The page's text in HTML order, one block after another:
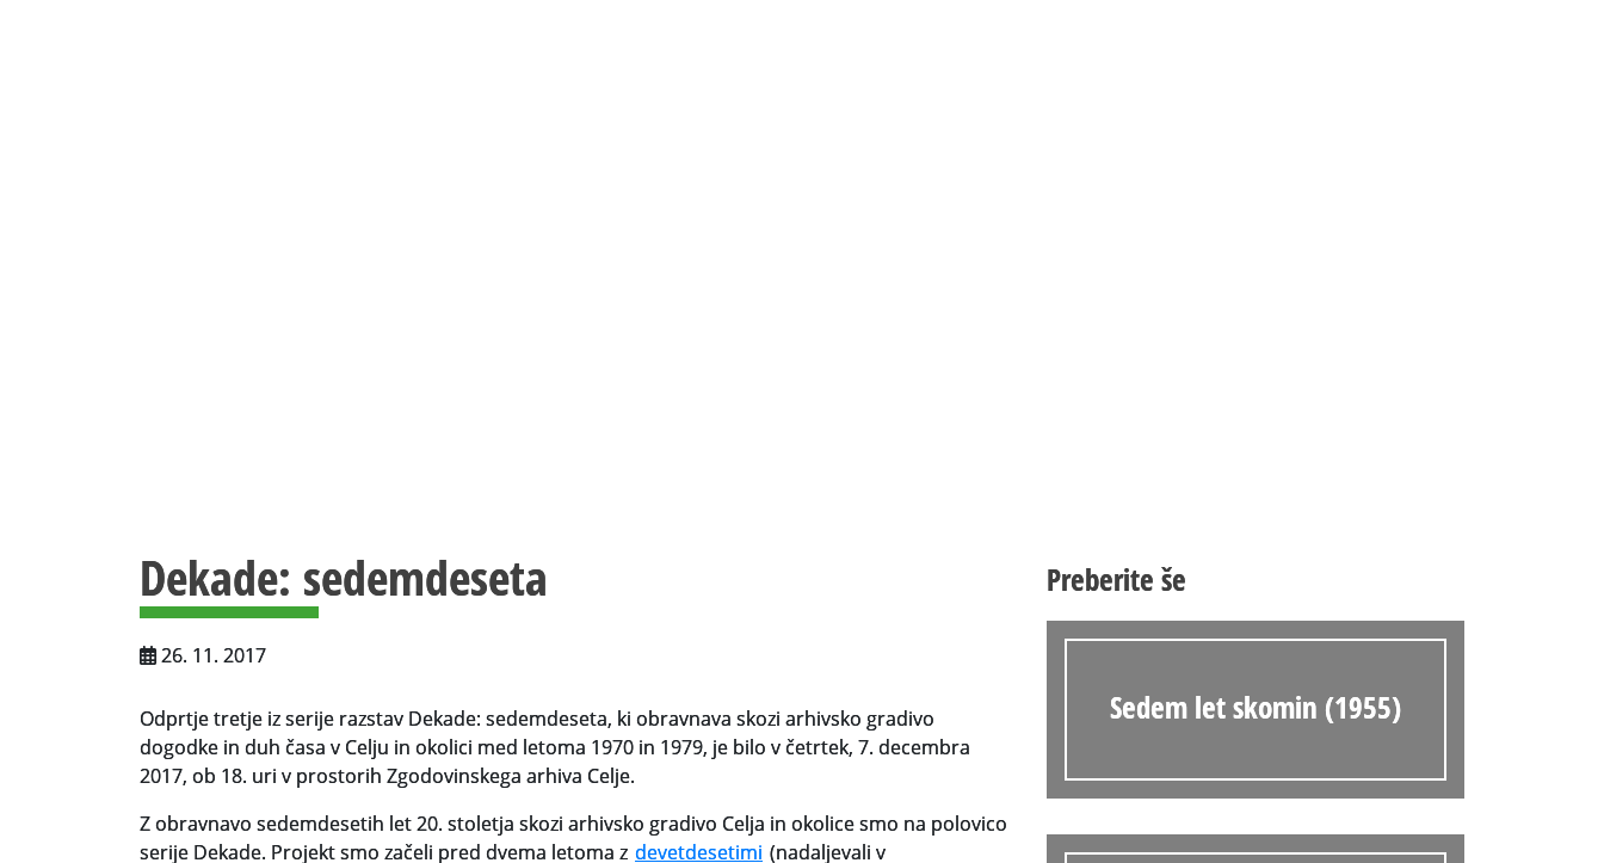
Publikacije
Dekade: sedemdeseta
26. 11. 2017
Odprtje tretje iz serije razstav Dekade: sedemdeseta, ki obravnava skozi arhivsko gradivo
dogodke in duh časa v Celju in okolici med letoma 1970 in 1979, je bilo v četrtek, 7. decembra
2017, ob 18. uri v prostorih Zgodovinskega arhiva Celje.
Z obravnavo sedemdesetih let 20. stoletja skozi arhivsko gradivo Celja in okolice smo na polovico
serije Dekade. Projekt smo začeli pred dvema letoma z devetdesetimi (nadaljevali v
Preberite še
Sedem let skomin (1955)